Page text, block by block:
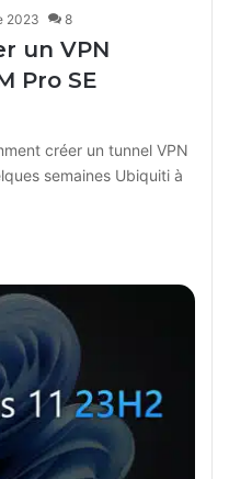
2023 8
un VPN
Pro SE
créer un tunnel VPN
semaines Ubiquiti à